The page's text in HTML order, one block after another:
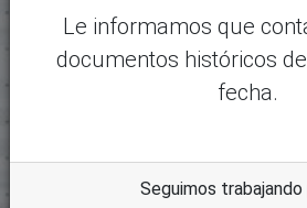
Le informamos que
documentos históricos
fecha.
Seguimos trabajando